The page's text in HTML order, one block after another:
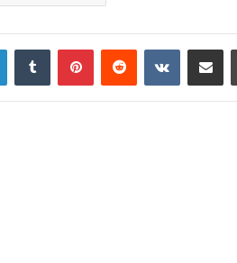
LinkedInTumblr PinterestReddit VKontakte
E-
treyler